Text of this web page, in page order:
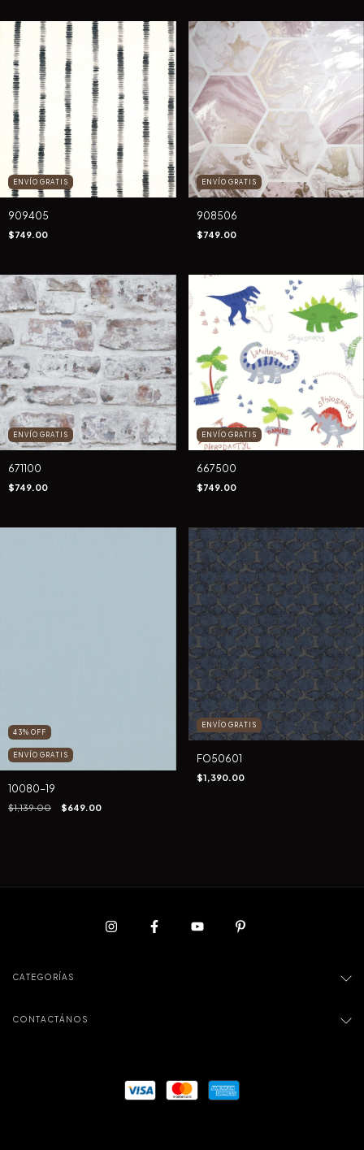
ENVÍO GRATIS
909405
$749.00
ENVÍO GRATIS
908506
$749.00
ENVÍO GRATIS
671100
$749.00
ENVÍO GRATIS
667500
$749.00
43% OFF
ENVÍO GRATIS
10080-19
$1,139.00 $649.00
ENVÍO GRATIS
FO50601
$1,390.00
CATEGORÍAS
CONTACTÁNOS